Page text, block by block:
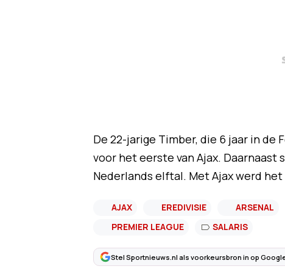
De 22-jarige Timber, die 6 jaar in de
voor het eerste van Ajax.
Nederlands elftal. Met Ajax werd
AJAX EREDIVISIE ARSENAL
PREMIER LEAGUE
SALARIS
Stel Sportnieuws.nl als voorkeursbron in op